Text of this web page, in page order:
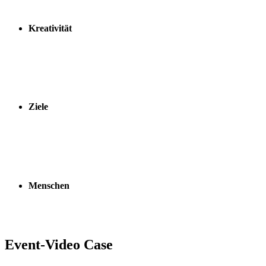
Kreativität
Ziele
Menschen
Event-Video Case